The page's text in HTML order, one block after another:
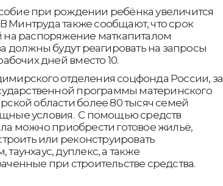
при рождении ребёнка увеличится
Минтруда также сообщают, что срок
на распоряжение маткапиталом
должны будут реагировать на запросы
дней вместо 10.
отделения соцфонда России, за
программы материнского
области более 80 тысяч семей
условия. С помощью средств
можно приобрести готовое жильё,
или реконструировать
дуплекс, а также
при строительстве средства.